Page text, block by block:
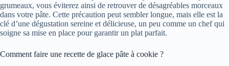
grumeaux, vous éviterez ainsi de retrouver de désagréables morceaux
dans votre pâte. Cette précaution peut sembler longue, mais elle est la
clé d’une dégustation sereine et délicieuse, un peu comme un chef qui
soigne sa mise en place pour garantir un plat parfait.
Comment faire une recette de glace pâte à cookie ?